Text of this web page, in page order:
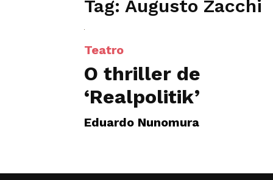
Tag: Augusto Zacchi
Teatro
O thriller de
‘Realpolitik’
Eduardo Nunomura